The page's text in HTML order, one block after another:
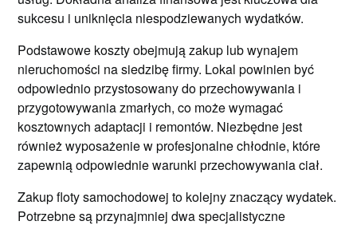
sukcesu i uniknięcia niespodziewanych wydatków.
Podstawowe koszty obejmują zakup lub wynajem
nieruchomości na siedzibę firmy. Lokal powinien być
odpowiednio przystosowany do przechowywania i
przygotowywania zmarłych, co może wymagać
kosztownych adaptacji i remontów. Niezbędne jest
również wyposażenie w profesjonalne chłodnie, które
zapewnią odpowiednie warunki przechowywania ciał.
Zakup floty samochodowej to kolejny znaczący wydatek.
Potrzebne są przynajmniej dwa specjalistyczne